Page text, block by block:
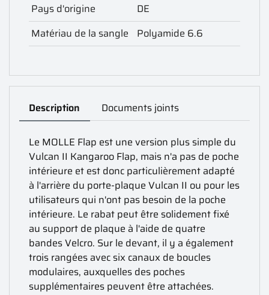
Pays d'origine
DE
Matériau de la sangle
Polyamide 6.6
Description Documents joints
Le MOLLE Flap est une version plus simple du
Vulcan II Kangaroo Flap, mais n'a pas de poche
intérieure et est donc particulièrement adapté
à l'arrière du porte-plaque Vulcan II ou pour les
utilisateurs qui n'ont pas besoin de la poche
intérieure. Le rabat peut être solidement fixé
au support de plaque à l'aide de quatre
bandes Velcro. Sur le devant, il y a également
trois rangées avec six canaux de boucles
modulaires, auxquelles des poches
supplémentaires peuvent être attachées.